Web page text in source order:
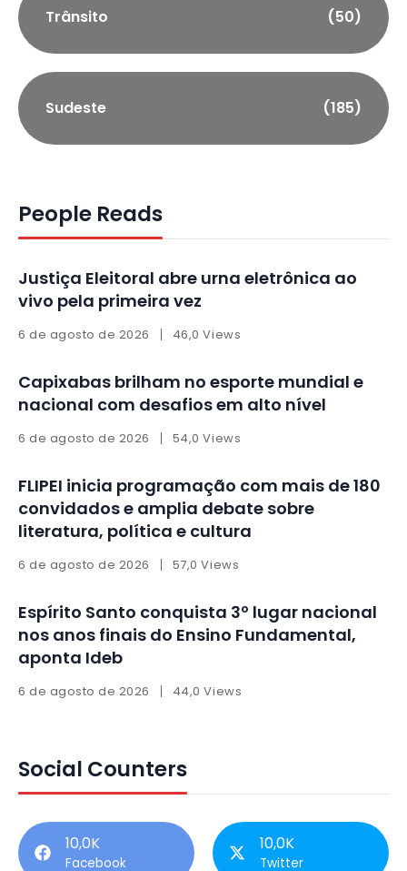
Trânsito (50)
Sudeste (185)
People Reads
Justiça Eleitoral abre urna eletrônica ao
vivo pela primeira vez
6 de agosto de 2026 46,0 Views
Capixabas brilham no esporte mundial e
nacional com desafios em alto nível
6 de agosto de 2026 54,0 Views
FLIPEI inicia programação com mais de 180
convidados e amplia debate sobre
literatura, política e cultura
6 de agosto de 2026 57,0 Views
Espírito Santo conquista 3º lugar nacional
nos anos finais do Ensino Fundamental,
aponta Ideb
6 de agosto de 2026 44,0 Views
Social Counters
10,0K
Facebook
10,0K
Twitter